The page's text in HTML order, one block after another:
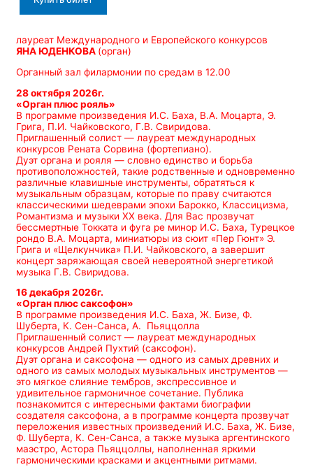
лауреат Международного и Европейского конкурсов
ЯНА ЮДЕНКОВА (орган)
Органный зал филармонии по средам в 12.00
28 октября 2026г.
«Орган плюс рояль»
В программе произведения И.С. Баха, В.А. Моцарта, Э.
Грига, П.И. Чайковского, Г.В. Свиридова.
Приглашенный солист — лауреат международных
конкурсов Рената Сорвина (фортепиано).
Дуэт органа и рояля — словно единство и борьба
противоположностей, такие родственные и одновременно
различные клавишные инструменты, обратяться к
музыкальным образцам, которые по праву считаются
классическими шедеврами эпохи Барокко, Классицизма,
Романтизма и музыки ХХ века. Для Вас прозвучат
бессмертные Токката и фуга ре минор И.С. Баха, Турецкое
рондо В.А. Моцарта, миниатюры из сюит «Пер Гюнт» Э.
Грига и «Щелкунчика» П.И. Чайковского, а завершит
концерт заряжающая своей невероятной энергетикой
музыка Г.В. Свиридова.
16 декабря 2026г.
«Орган плюс саксофон»
В программе произведения И.С. Баха, Ж. Бизе, Ф.
Шуберта, К. Сен-Санса, А. Пьяццолла
Приглашенный солист — лауреат международных
конкурсов Андрей Пухтий (саксофон).
Дуэт органа и саксофона — одного из самых древних и
одного из самых молодых музыкальных инструментов —
это мягкое слияние тембров, экспрессивное и
удивительное гармоничное сочетание. Публика
познакомится с интересными фактами биографии
создателя саксофона, а в программе концерта прозвучат
переложения известных произведений И.С. Баха, Ж. Бизе,
Ф. Шуберта, К. Сен-Санса, а также музыка аргентинского
маэстро, Астора Пьяццоллы, наполненная яркими
гармоническими красками и акцентными ритмами.